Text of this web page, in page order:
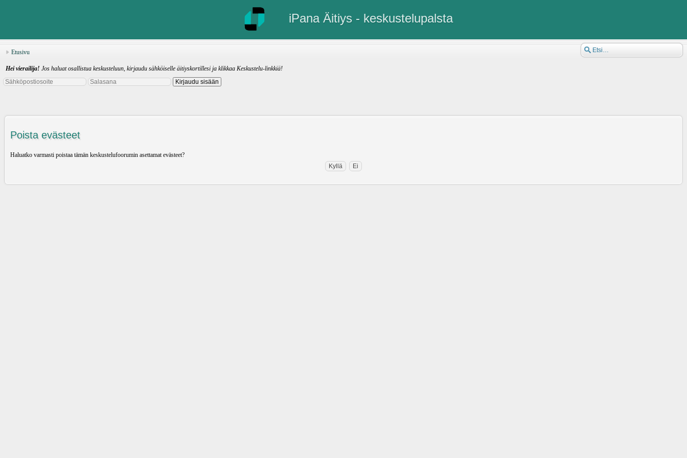
iPana Äitiys - keskustelupalsta
Etusivu
Hei vierailija! Jos haluat osallistua keskusteluun, kirjaudu sähköiselle äitiyskortillesi ja klikkaa Keskustelu-linkkiä!
Poista evästeet
Haluatko varmasti poistaa tämän keskustelufoorumin asettamat evästeet?